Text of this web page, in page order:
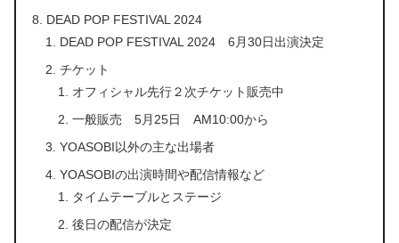
DEAD POP FESTIVAL 2024
DEAD POP FESTIVAL 2024 6月30日出演決定
チケット
オフィシャル先行２次チケット販売中
一般販売 5月25日 AM10:00から
YOASOBI以外の主な出場者
YOASOBIの出演時間や配信情報など
タイムテーブルとステージ
後日の配信が決定